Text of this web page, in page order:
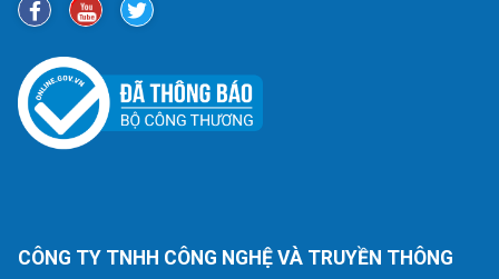
CÔNG TY TNHH CÔNG NGHỆ VÀ TRUYỀN THÔNG